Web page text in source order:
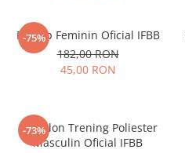
-75%
Prosop Feminin Oficial IFBB
182,00 RON
45,00 RON
-73%
Pantalon Trening Poliester
Masculin Oficial IFBB